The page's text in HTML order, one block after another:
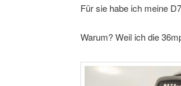
Für sie habe ich meine
Warum?